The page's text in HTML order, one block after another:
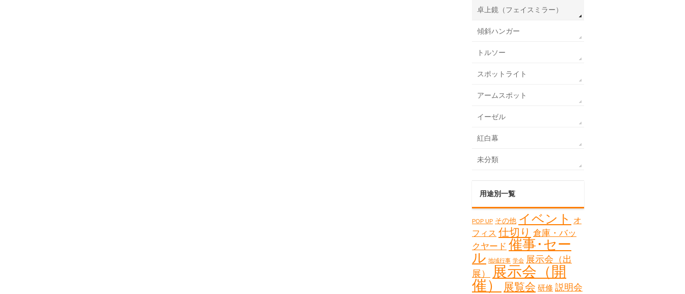
卓上鏡（フェイスミラー）
傾斜ハンガー
トルソー
スポットライト
アームスポット
イーゼル
紅白幕
未分類
用途別一覧
POP UP その他 イベント
オ
フィス 仕切り 倉庫・バッ
クヤード 催事･セー
ル 地域行事 学会 展示会（出
展）
展示会（開
催）
展覧会 研修 説明会